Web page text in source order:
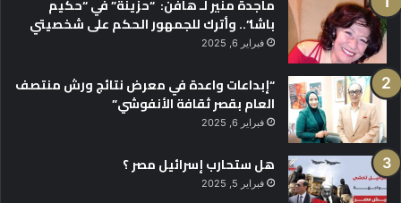
ماجدة منير لـ هافن: “حزينة” في “حكيم
باشا”.. وأترك للجمهور الحكم على شخصيتي
فبراير 6, 2025
“إبداعات واعدة في معرض نتائج ورش منتصف
العام بقصر ثقافة الأنفوشي”
فبراير 6, 2025
هل ستحارب إسرائيل مصر ؟
فبراير 5, 2025